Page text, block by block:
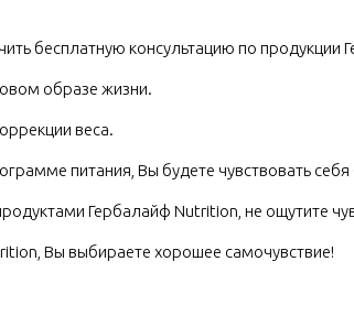
бесплатную консультацию по продукции
образе жизни.
веса.
питания, Вы будете чувствовать
Гербалайф Nutrition, не ощутите
Вы выбираете хорошее самочувствие!